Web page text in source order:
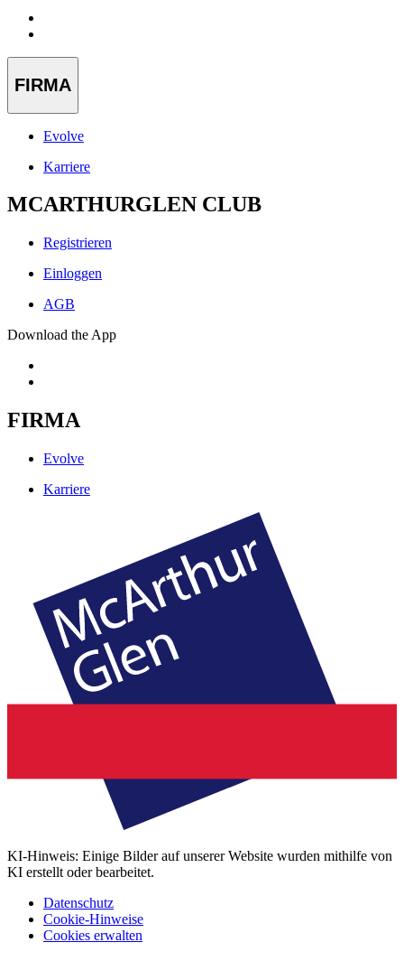
FIRMA
Evolve
Karriere
MCARTHURGLEN CLUB
Registrieren
Einloggen
AGB
Download the App
FIRMA
Evolve
Karriere
KI-Hinweis: Einige Bilder auf unserer Website wurden mithilfe von
KI erstellt oder bearbeitet.
Datenschutz
Cookie-Hinweise
Cookies erwalten